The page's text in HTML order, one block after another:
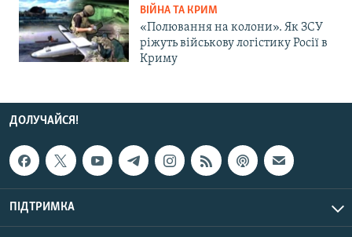
ВІЙНА ТА КРИМ
«Полювання на колони». Як ЗСУ
ріжуть військову логістику Росії в
Криму
ДОЛУЧАЙСЯ!
ПІДТРИМКА